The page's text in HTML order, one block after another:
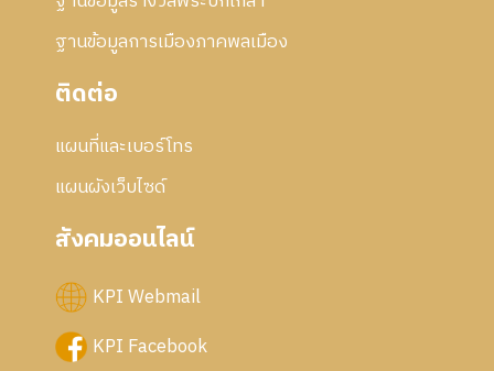
ฐานข้อมูลการเมืองภาคพลเมือง
ติดต่อ
แผนที่และเบอร์โทร
แผนผังเว็บไซด์
สังคมออนไลน์
KPI Webmail
KPI Facebook